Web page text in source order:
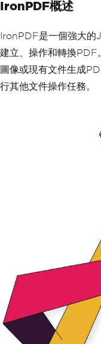
IronPDF概述
IronPDF是一個強大的
建立、操作和轉換PDF
圖像或現有文件生成
行其他文件操作任務。